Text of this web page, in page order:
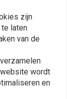
zijn
laten
van de
wordt
en